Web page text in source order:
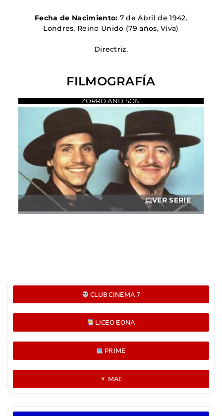
Fecha de Nacimiento: 7 de Abril de 1942.
Londres, Reino Unido (79 años, Viva)
Directriz.
FILMOGRAFÍA
ZORRO AND SON
VER SERIE
CLUB CINEMA 7
LICEO EONA
PRIME
MAC